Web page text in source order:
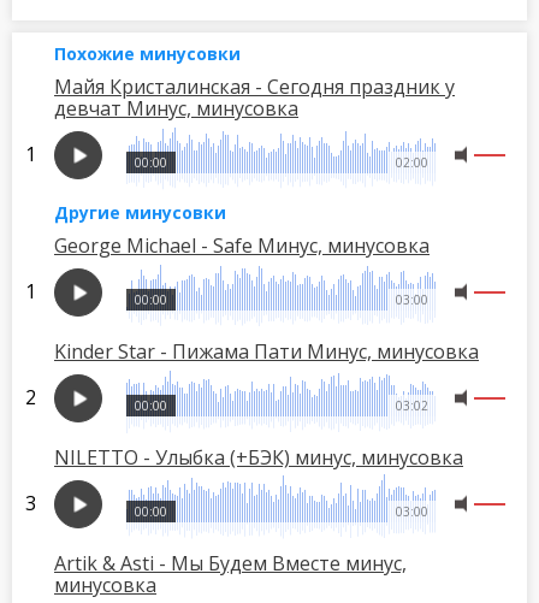
Похожие минусовки
Майя Кристалинская - Сегодня праздник у
девчат Минус, минусовка
02:00
00:00
Другие минусовки
George Michael - Safe Минус, минусовка
03:00
00:00
Kinder Star - Пижама Пати Минус, минусовка
03:02
00:00
NILETTO - Улыбка (+БЭК) минус, минусовка
03:00
00:00
Artik & Asti - Мы Будем Вместе минус,
минусовка